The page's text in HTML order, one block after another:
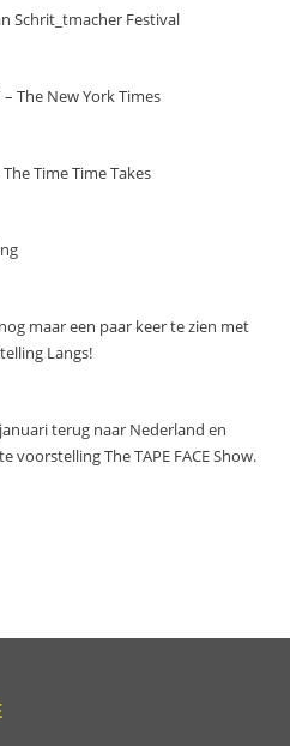
Schrit_tmacher Festival
The New York Times
Time Time Takes
maar een paar keer te zien met
Langs!
terug naar Nederland en
voorstelling The TAPE FACE Show.